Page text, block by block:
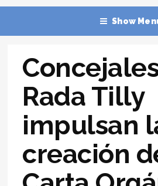
Show
Rada Tilly
impulsan
creación